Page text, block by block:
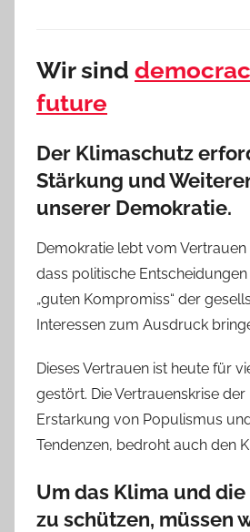
Wir sind
future
Der Klimaschutz
Stärkung und
unserer Demokratie.
Demokratie lebt vom
dass politische
„guten Kompromiss“ der
Interessen zum Ausdruck
Dieses Vertrauen ist heute für
gestört. Die Vertrauenskrise
Erstarkung von Populismus
Tendenzen, bedroht auch den
Um das Klima und
zu schützen, müssen